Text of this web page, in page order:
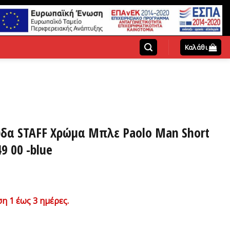
Καλάθι
STAFF Χρώμα Μπλε Paolo Man Short
00 -blue
1 έως 3 ημέρες.